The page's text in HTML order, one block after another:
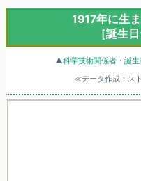
1917年に生
［誕生
▲科学技術関係者・誕
≪データ作成：ス